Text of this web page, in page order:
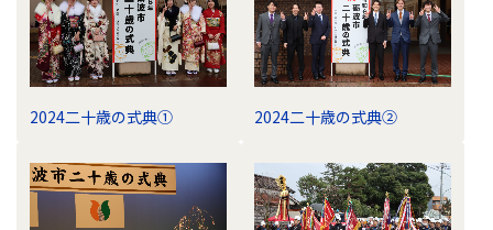
2024二十歳の式典① 2024二十歳の式典②